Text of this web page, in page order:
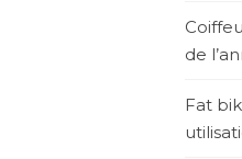
de
Fat